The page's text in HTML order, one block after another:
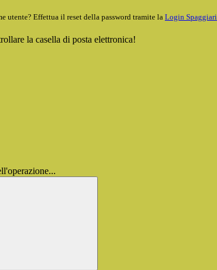
utente? Effettua il reset della password tramite la Login Spaggiari
la casella di posta elettronica!